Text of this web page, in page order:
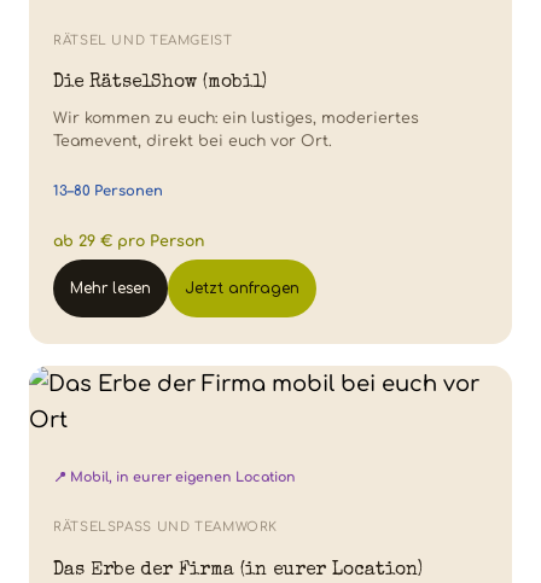
RÄTSEL UND TEAMGEIST
Die RätselShow (mobil)
Wir kommen zu euch: ein lustiges, moderiertes
Teamevent, direkt bei euch vor Ort.
13–80 Personen
ab 29 € pro Person
Mehr lesen Jetzt anfragen
📍 Mobil, in eurer eigenen Location
RÄTSELSPASS UND TEAMWORK
Das Erbe der Firma (in eurer Location)